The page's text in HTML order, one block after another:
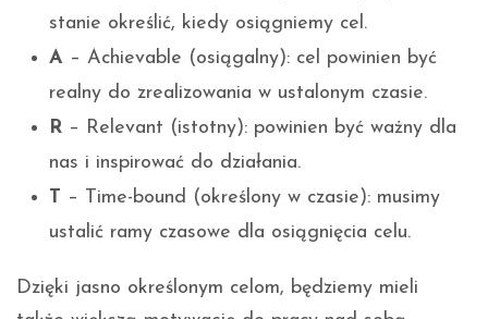
stanie określić, kiedy osiągniemy cel.
A – Achievable (osiągalny): cel powinien być
realny do zrealizowania w ustalonym czasie.
R – Relevant (istotny): powinien być ważny dla
nas i inspirować do działania.
T – Time-bound (określony w czasie): musimy
ustalić ramy czasowe dla osiągnięcia celu.
Dzięki jasno określonym celom, będziemy mieli